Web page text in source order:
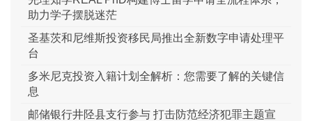
助力学子摆脱迷茫
圣基茨和尼维斯投资移民局推出全新数字申请处理平
台
多米尼克投资入籍计划全解析：您需要了解的关键信
息
邮储银行井陉县支行参与 打击防范经济犯罪主题宣